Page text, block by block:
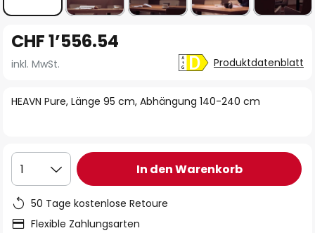
Anfang
der
springen
HEAVN Pure, Länge 95 cm, Abhängung 140-240 cm
CHF 1’556.54
inkl. MwSt. Produktdatenblatt
1 In den Warenkorb
50 Tage kostenlose Retoure
Flexible Zahlungsarten